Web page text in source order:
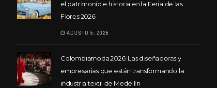
el patrimonio e historia en la Feria de las
Flores 2026
AGOSTO 6, 2026
Colombiamoda 2026: Las diseñadoras y
empresarias que están transformando la
industria textil de Medellín